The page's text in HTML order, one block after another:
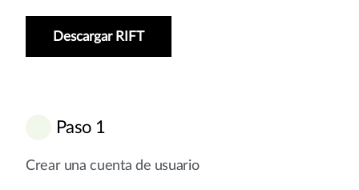
Descargar RIFT
Paso 1
Crear una cuenta de usuario